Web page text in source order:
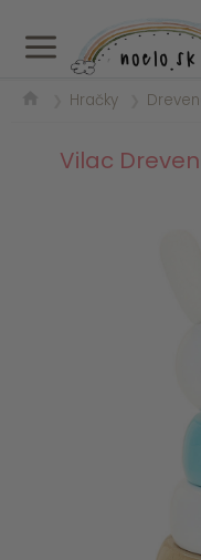
a
Hračky
Vilac